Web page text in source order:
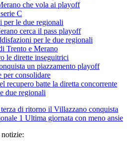
che vola ai playoff
C
per le due regionali
cerca il pass playoff
per le due regionali
Trento e Merano
le dirette inseguitrici
un piazzamento playoff
per consolidare
recupero batte la diretta concorrente
due regionali
di ritorno il Villazzano conquista
1 Ultima giornata con meno ansie